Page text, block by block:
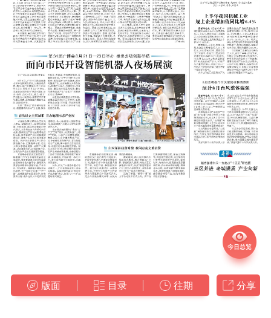
版面 目录 往期 分享